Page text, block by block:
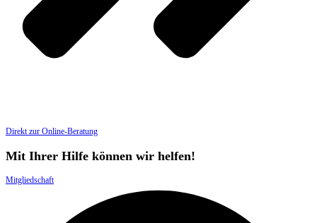
Direkt zur Online-Beratung
Mit Ihrer Hilfe können wir helfen!
Mitgliedschaft